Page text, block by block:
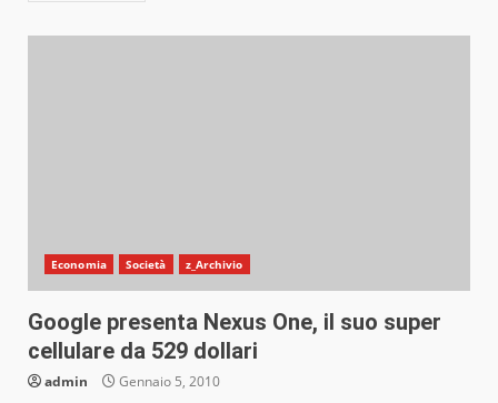
Economia Società z_Archivio
Google presenta Nexus One, il suo super
cellulare da 529 dollari
admin Gennaio 5, 2010